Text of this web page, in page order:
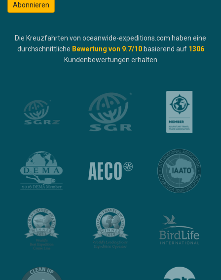
Abonnieren
Die Kreuzfahrten von oceanwide-expeditions.com haben eine
durchschnittliche Bewertung von 9.7/10 basierend auf 1306
Kundenbewertungen erhalten